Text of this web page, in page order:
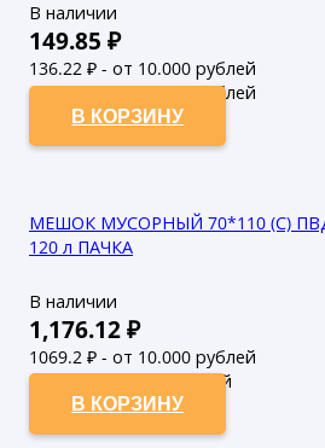
В наличии
149.85 ₽
136.22 ₽ - от 10.000 рублей
123.84₽ - от 50.000 рублей
В КОРЗИНУ
МЕШОК МУСОРНЫЙ 70*110 (С)
120 л ПАЧКА
В наличии
1,176.12₽
1069.2 ₽ - от 10.000 рублей
972₽ - от 50.000 рублей
В КОРЗИНУ